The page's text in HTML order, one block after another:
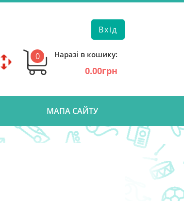
Вхід
0 Наразі в кошику:
0.00грн
МАПА САЙТУ